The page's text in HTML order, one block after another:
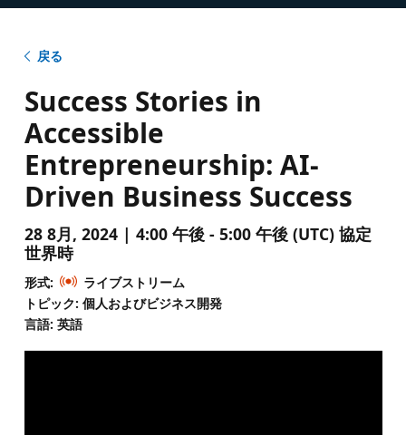
戻る
Success Stories in
Accessible
Entrepreneurship: AI-
Driven Business Success
28 8月, 2024 | 4:00 午後 - 5:00 午後 (UTC) 協定
世界時
形式:
ライブストリーム
トピック: 個人およびビジネス開発
言語: 英語